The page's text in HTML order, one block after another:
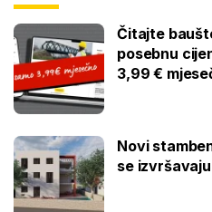
Čitajte
posebnu
3,99 €
Novi
se